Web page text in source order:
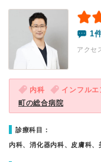
1
アクセ
内科 インフルエ
町の総合病院
診療科目：
内科、消化器内科、皮膚科